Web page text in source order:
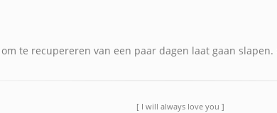
te recupereren van een paar dagen laat gaan slapen.
[ I will always love you ]